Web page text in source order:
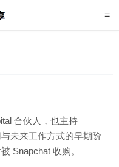
合伙人，也主持
未来工作方式的早期阶
Snapchat 收购。